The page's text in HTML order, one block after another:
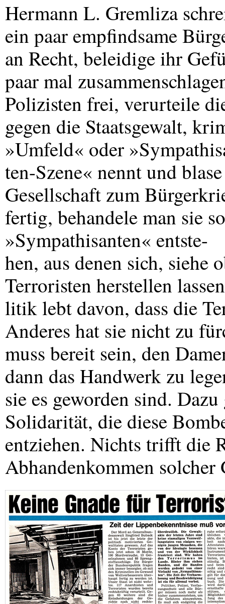
Hermann L. Gremliza
ein paar empfindsame
an Recht, beleidige ihr
paar mal
Polizisten frei, verurteile
gegen die Staatsgewalt,
»Umfeld« oder
ten-Szene« nennt und
Gesellschaft zum
fertig, behandele man sie
»Sympathisanten« entste-
hen, aus denen sich, siehe
Terroristen herstellen
litik lebt davon, dass die
Anderes hat sie nicht zu
muss bereit sein, den
dann das Handwerk zu
sie es geworden sind.
Solidarität, die diese
entziehen. Nichts trifft die
Abhandenkommen solcher